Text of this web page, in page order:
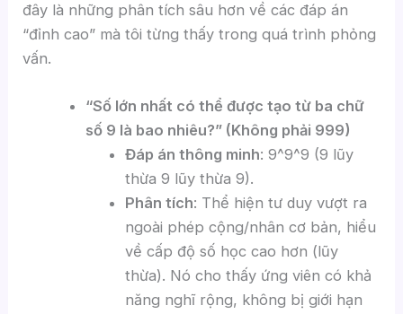
đây là những phân tích sâu hơn về các đáp án
“đỉnh cao” mà tôi từng thấy trong quá trình phỏng
vấn.
“Số lớn nhất có thể được tạo từ ba chữ
số 9 là bao nhiêu?” (Không phải 999)
Đáp án thông minh: 9^9^9 (9 lũy
thừa 9 lũy thừa 9).
Phân tích: Thể hiện tư duy vượt ra
ngoài phép cộng/nhân cơ bản, hiểu
về cấp độ số học cao hơn (lũy
thừa). Nó cho thấy ứng viên có khả
năng nghĩ rộng, không bị giới hạn